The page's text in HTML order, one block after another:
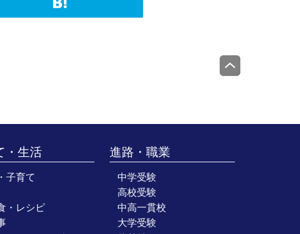
・生活
子育て
・レシピ
進路・職業
中学受験
高校受験
中高一貫校
大学受験